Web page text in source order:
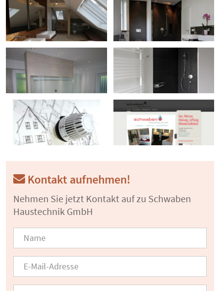
Kontakt aufnehmen!
Nehmen Sie jetzt Kontakt auf zu Schwaben
Haustechnik GmbH